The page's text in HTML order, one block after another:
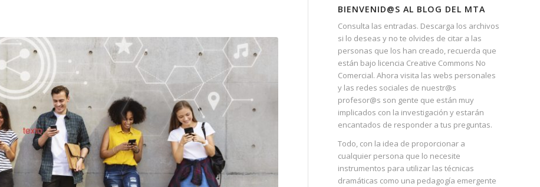
BIENVENID@S AL BLOG DEL MTA
Consulta las entradas. Descarga los archivos
si lo deseas y no te olvides de citar a las
personas que los han creado, recuerda que
están bajo licencia Creative Commons No
Comercial. Ahora visita las webs personales
y las redes sociales de nuestr@s
profesor@s son gente que están muy
implicados con la investigación y estarán
encantados de responder a tus preguntas.
Todo, con la idea de proporcionar a
cualquier persona que lo necesite
instrumentos para utilizar las técnicas
dramáticas como una pedagogía emergente